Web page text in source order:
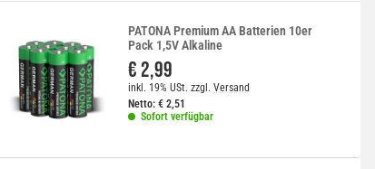
PATONA Premium AA Batterien 10er
Pack 1,5V Alkaline
€ 2,99
inkl. 19% USt. zzgl.Versand
Netto: €2,51
Sofort verfügbar